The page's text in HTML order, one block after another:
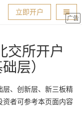
导航
立即开户
广告
交所开户
层）
、创新层、新三板精
者可参考本页面内容